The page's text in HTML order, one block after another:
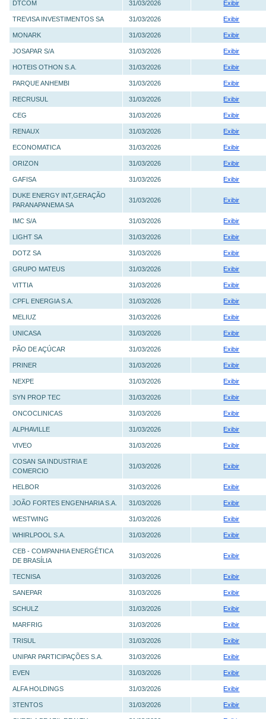
DTCOM 31/03/2026 Exibir
TREVISA INVESTIMENTOS SA 31/03/2026 Exibir
MONARK 31/03/2026 Exibir
JOSAPAR S/A 31/03/2026 Exibir
HOTEIS OTHON S.A. 31/03/2026 Exibir
PARQUE ANHEMBI 31/03/2026 Exibir
RECRUSUL 31/03/2026 Exibir
CEG 31/03/2026 Exibir
RENAUX 31/03/2026 Exibir
ECONOMATICA 31/03/2026 Exibir
ORIZON 31/03/2026 Exibir
GAFISA 31/03/2026 Exibir
DUKE ENERGY INT,GERAÇÃO
PARANAPANEMA SA
31/03/2026 Exibir
IMC S/A 31/03/2026 Exibir
LIGHT SA 31/03/2026 Exibir
DOTZ SA 31/03/2026 Exibir
GRUPO MATEUS 31/03/2026 Exibir
VITTIA 31/03/2026 Exibir
CPFL ENERGIA S.A. 31/03/2026 Exibir
MELIUZ 31/03/2026 Exibir
UNICASA 31/03/2026 Exibir
PÃO DE AÇÚCAR 31/03/2026 Exibir
PRINER 31/03/2026 Exibir
NEXPE 31/03/2026 Exibir
SYN PROP TEC 31/03/2026 Exibir
ONCOCLINICAS 31/03/2026 Exibir
ALPHAVILLE 31/03/2026 Exibir
VIVEO 31/03/2026 Exibir
COSAN SA INDUSTRIA E
COMERCIO
31/03/2026 Exibir
HELBOR 31/03/2026 Exibir
JOÃO FORTES ENGENHARIA S.A. 31/03/2026 Exibir
WESTWING 31/03/2026 Exibir
WHIRLPOOL S.A. 31/03/2026 Exibir
CEB - COMPANHIA ENERGÉTICA
DE BRASÍLIA
31/03/2026 Exibir
TECNISA 31/03/2026 Exibir
SANEPAR 31/03/2026 Exibir
SCHULZ 31/03/2026 Exibir
MARFRIG 31/03/2026 Exibir
TRISUL 31/03/2026 Exibir
UNIPAR PARTICIPAÇÕES S.A. 31/03/2026 Exibir
EVEN 31/03/2026 Exibir
ALFA HOLDINGS 31/03/2026 Exibir
3TENTOS 31/03/2026 Exibir